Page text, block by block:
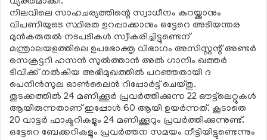
നിലവിലെ സാഹചര്യത്തിന്റെ സ്വാധീനം കുറയ്ക്കാനും
വിപണിയുടെ സ്ഥിരത ഉറപ്പാക്കാനും ഒട്ടേറെ അടിയന്തര
മുന്‍കരുതല്‍ നടപടികള്‍ സ്വീകരിച്ചിട്ടുണ്ടെന്
മന്ത്രാലയളത്തിലെ ഉപഭോക്തൃ വിഭാഗം അസിസ്റ്റന്റ് അണ്ടര്‍
സെക്രട്ടറി ഹസന്‍ സുല്‍ത്താന്‍ അല്‍ ഗാനിം ഖത്തര്‍
ടിവിക്ക് നല്‍കിയ അഭിമുഖത്തില്‍ പറഞ്ഞതായി ദ
പെനിന്‍സുല ഓണ്‍ലൈന്‍ റിപ്പോര്‍ട്ട് ചെയ്തു.
തുടക്കത്തില്‍ 24 മണിക്കൂര്‍ പ്രവര്‍ത്തിക്കുന്ന 22 ഔട്ട്‌ലെറ്റുകള്‍
ആയിരുന്നതാണ് ഇപ്പോള്‍ 60 ആയി ഉയര്‍ന്നത്. കൂടാതെ
20 വാട്ടര്‍ ഫാക്ടറികളും 24 മണിക്കൂറും പ്രവര്‍ത്തിക്കുന്നുണ്ട്.
ഒട്ടേറെ ബേക്കറികളും പ്രവര്‍ത്തന സമയം നീട്ടിയിട്ടുണ്ടെന്നും